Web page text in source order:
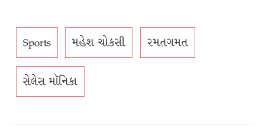
Sports મહેશ ચોકસી રમતગમત
સેલેસ મૉનિકા